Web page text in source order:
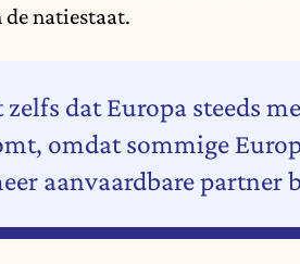
natiestaat.
zelfs dat Europa steeds
omdat sommige
aanvaardbare partner